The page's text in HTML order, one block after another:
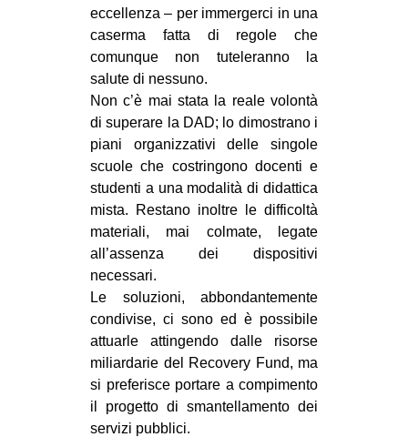
eccellenza – per immergerci in una
caserma fatta di regole che
comunque non tuteleranno la
salute di nessuno.
Non c’è mai stata la reale volontà
di superare la DAD; lo dimostrano i
piani organizzativi delle singole
scuole che costringono docenti e
studenti a una modalità di didattica
mista. Restano inoltre le difficoltà
materiali, mai colmate, legate
all’assenza dei dispositivi
necessari.
Le soluzioni, abbondantemente
condivise, ci sono ed è possibile
attuarle attingendo dalle risorse
miliardarie del Recovery Fund, ma
si preferisce portare a compimento
il progetto di smantellamento dei
servizi pubblici.